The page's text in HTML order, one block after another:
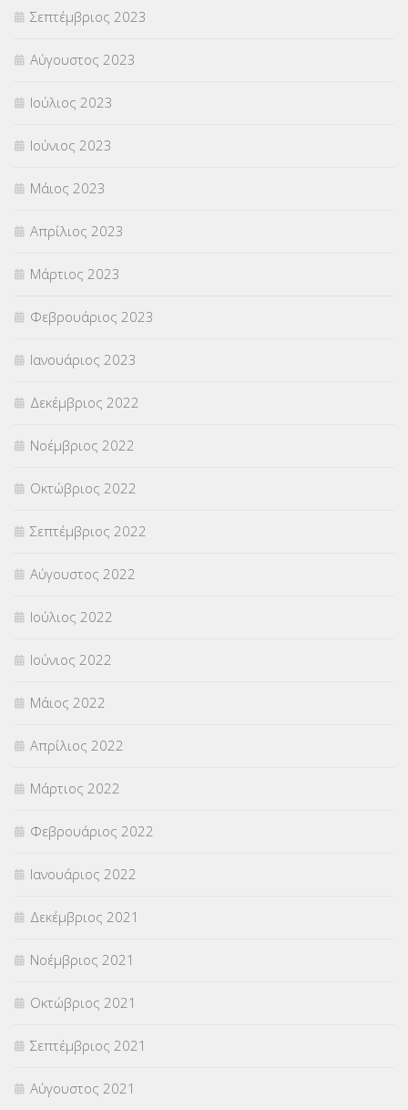
Σεπτέμβριος 2023
Αύγουστος 2023
Ιούλιος 2023
Ιούνιος 2023
Μάιος 2023
Απρίλιος 2023
Μάρτιος 2023
Φεβρουάριος 2023
Ιανουάριος 2023
Δεκέμβριος 2022
Νοέμβριος 2022
Οκτώβριος 2022
Σεπτέμβριος 2022
Αύγουστος 2022
Ιούλιος 2022
Ιούνιος 2022
Μάιος 2022
Απρίλιος 2022
Μάρτιος 2022
Φεβρουάριος 2022
Ιανουάριος 2022
Δεκέμβριος 2021
Νοέμβριος 2021
Οκτώβριος 2021
Σεπτέμβριος 2021
Αύγουστος 2021